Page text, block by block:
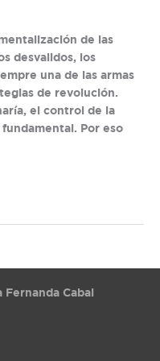
de las
desvalidos, los
una de las armas
de revolución.
el control de la
Por eso
Cabal